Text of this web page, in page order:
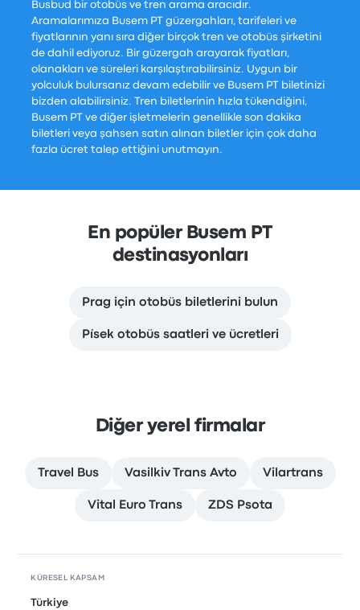
Busbud bir otobüs ve tren arama aracıdır.
Aramalarımıza Busem PT güzergahları, tarifeleri ve
fiyatlarının yanı sıra diğer birçok tren ve otobüs şirketini
de dahil ediyoruz. Bir güzergah arayarak fiyatları,
olanakları ve süreleri karşılaştırabilirsiniz. Uygun bir
yolculuk bulursanız devam edebilir ve Busem PT biletinizi
bizden alabilirsiniz. Tren biletlerinin hızla tükendiğini,
Busem PT ve diğer işletmelerin genellikle son dakika
biletleri veya şahsen satın alınan biletler için çok daha
fazla ücret talep ettiğini unutmayın.
En popüler Busem PT
destinasyonları
Prag için otobüs biletlerini bulun
Písek otobüs saatleri ve ücretleri
Diğer yerel firmalar
Travel Bus Vasilkiv Trans Avto Vilartrans
Vital Euro Trans ZDS Psota
KÜRESEL KAPSAM
Türkiye